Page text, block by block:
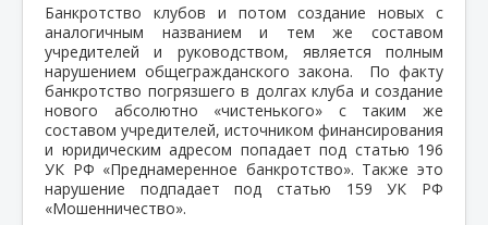
Банкротство клубов и потом создание новых с
аналогичным названием и тем же составом
учредителей и руководством, является полным
нарушением общегражданского закона. По факту
банкротство погрязшего в долгах клуба и создание
нового абсолютно «чистенького» с таким же
составом учредителей, источником финансирования
и юридическим адресом попадает под статью 196
УК РФ «Преднамеренное банкротство». Также это
нарушение подпадает под статью 159 УК РФ
«Мошенничество».